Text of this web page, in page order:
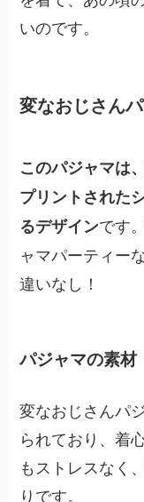
いのです。
変なおじさん
このパジャマは
プリントされた
るデザインです
ャマパーティー
違いなし！
パジャマの素材
変なおじさんパ
られており、着
もストレスなく
りです。